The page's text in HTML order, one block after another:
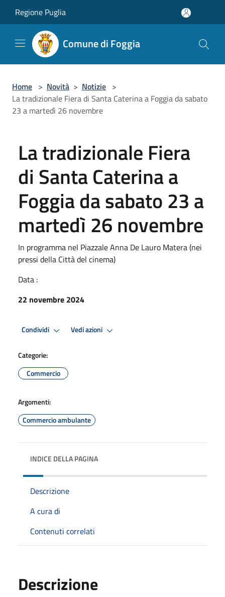
Regione Puglia
Comune di Foggia
Home > Novità > Notizie >
La tradizionale Fiera di Santa Caterina a Foggia da sabato
23 a martedì 26 novembre
La tradizionale Fiera
di Santa Caterina a
Foggia da sabato 23 a
martedì 26 novembre
In programma nel Piazzale Anna De Lauro Matera (nei
pressi della Città del cinema)
Data :
22 novembre 2024
Condividi Vedi azioni
Categorie:
Commercio
Argomenti:
Commercio ambulante
INDICE DELLA PAGINA
Descrizione
A cura di
Contenuti correlati
Descrizione